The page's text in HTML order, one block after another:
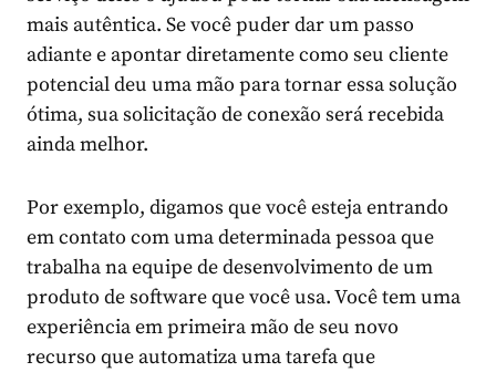
mais autêntica. Se você puder dar um passo
adiante e apontar diretamente como seu cliente
potencial deu uma mão para tornar essa solução
ótima, sua solicitação de conexão será recebida
ainda melhor.
Por exemplo, digamos que você esteja entrando
em contato com uma determinada pessoa que
trabalha na equipe de desenvolvimento de um
produto de software que você usa. Você tem uma
experiência em primeira mão de seu novo
recurso que automatiza uma tarefa que